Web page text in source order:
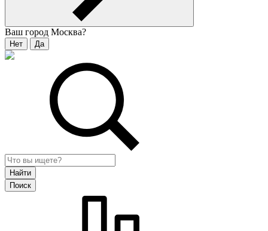
Ваш город Москва?
Нет Да